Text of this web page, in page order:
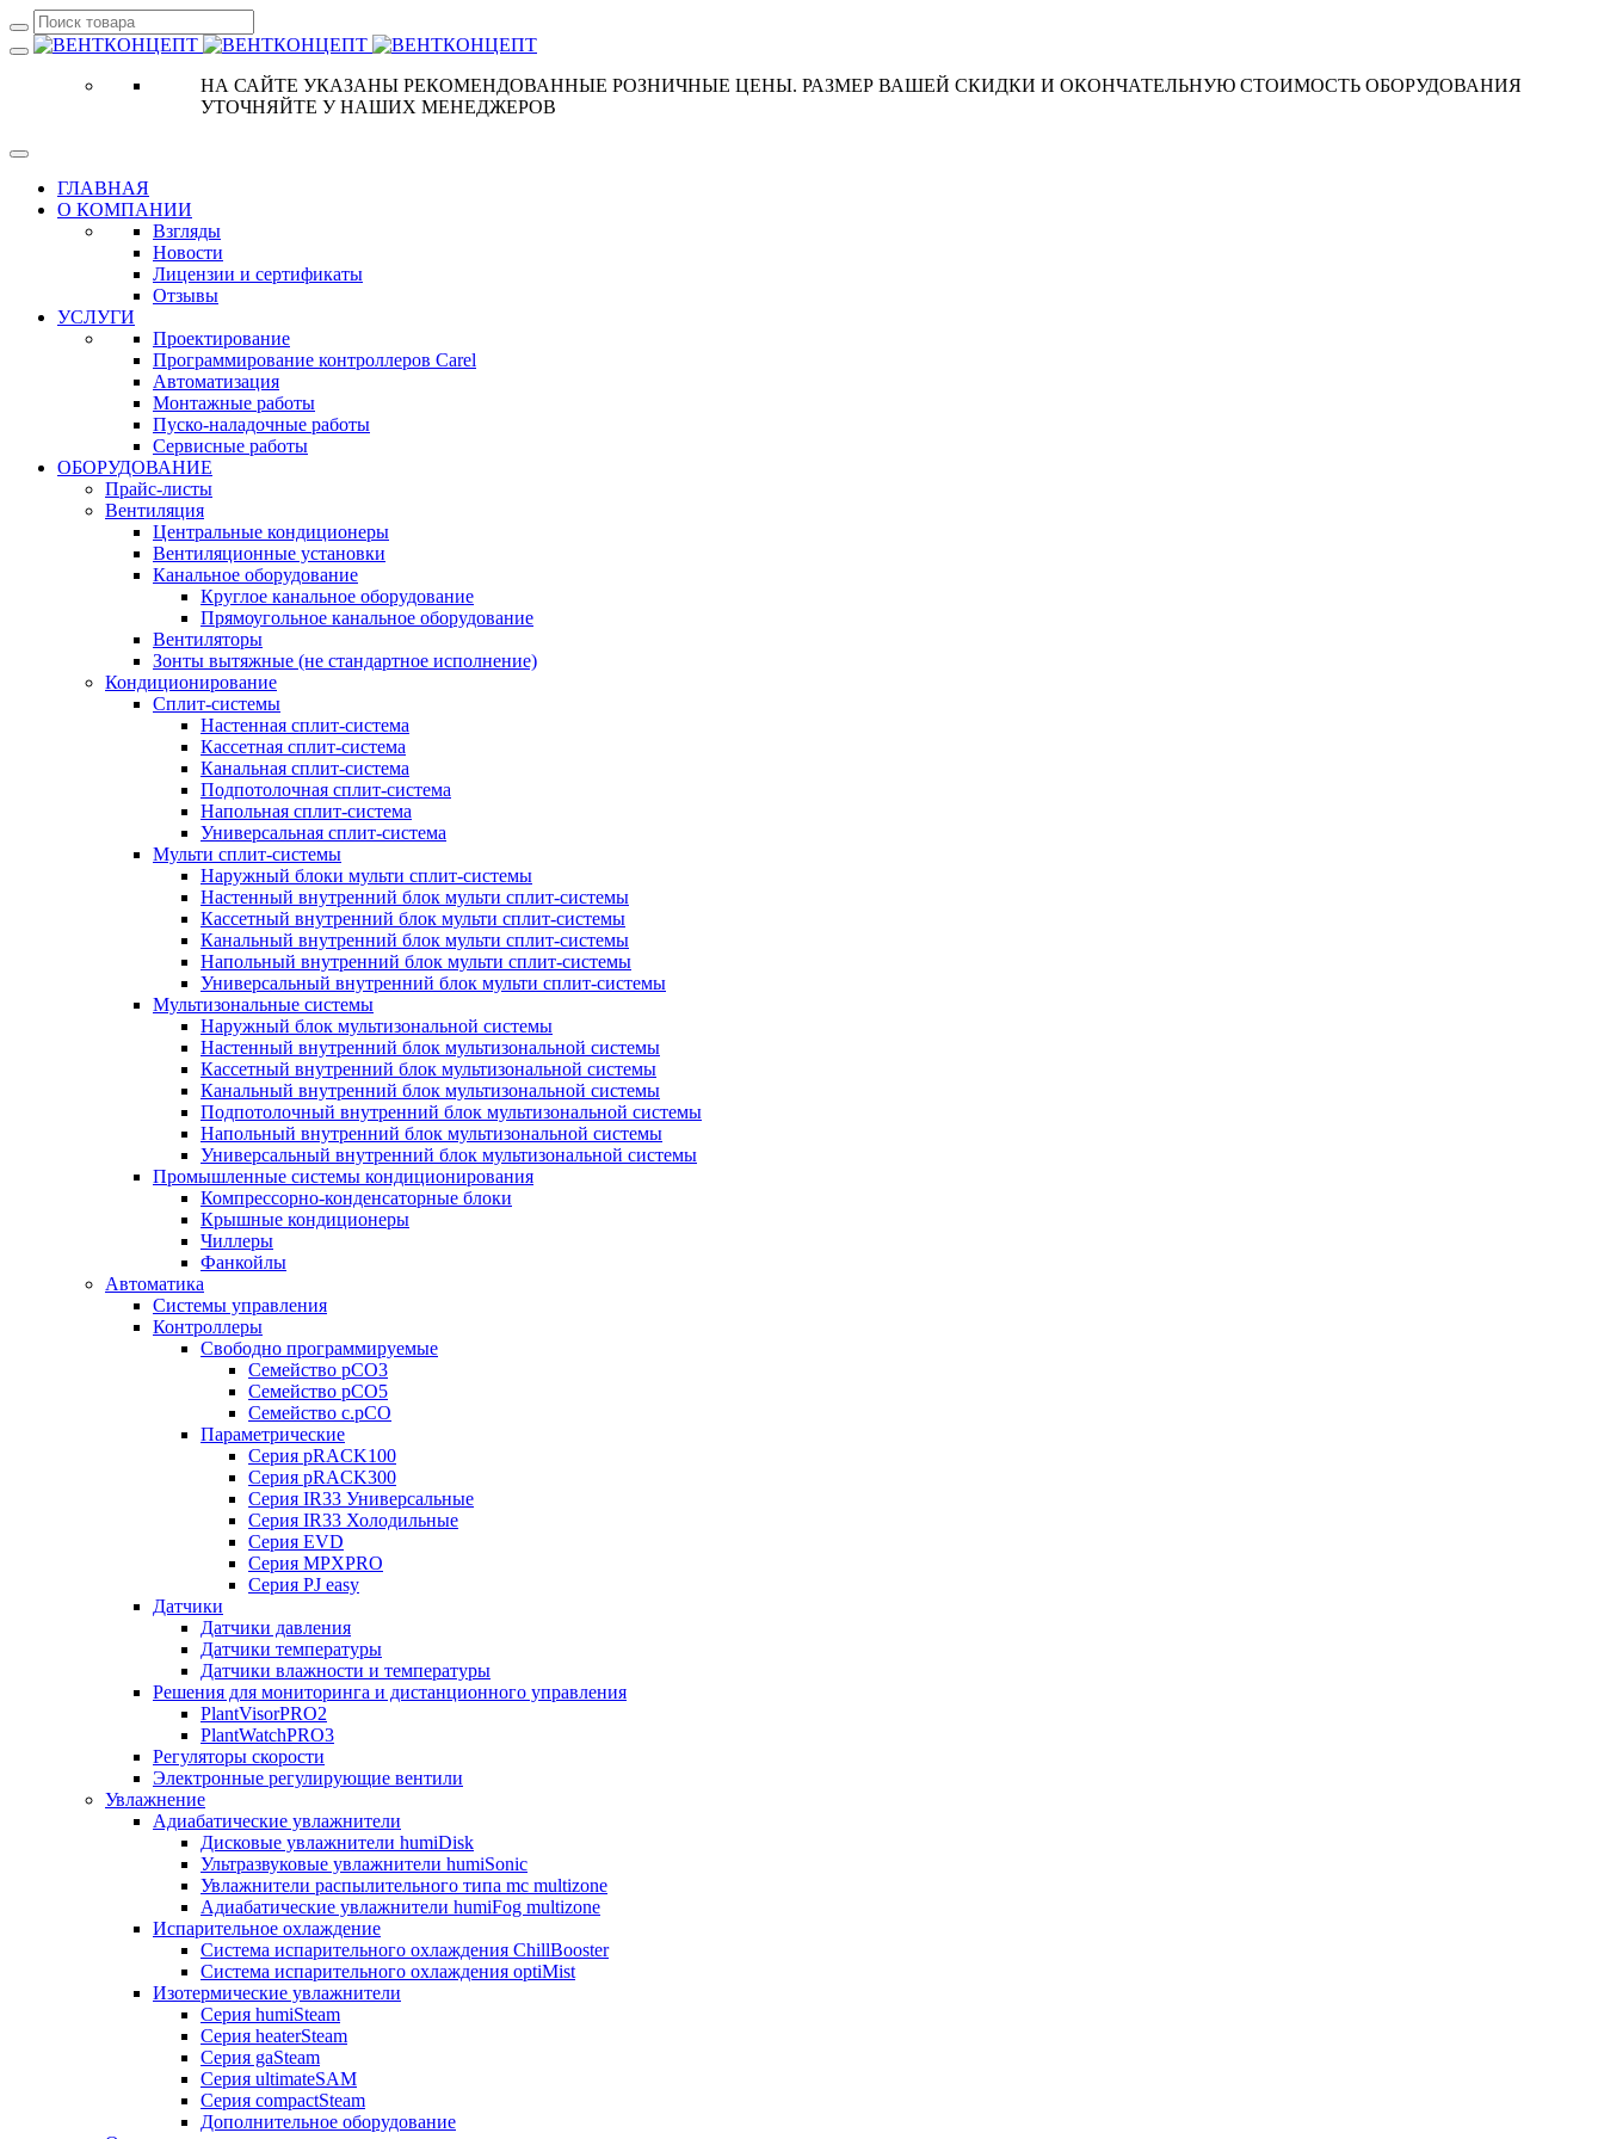
НА САЙТЕ УКАЗАНЫ РЕКОМЕНДОВАННЫЕ РОЗНИЧНЫЕ ЦЕНЫ. РАЗМЕР ВАШЕЙ СКИДКИ И ОКОНЧАТЕЛЬНУЮ СТОИМОСТЬ ОБОРУДОВАНИЯ
УТОЧНЯЙТЕ У НАШИХ МЕНЕДЖЕРОВ
ГЛАВНАЯ
О КОМПАНИИ
Взгляды
Новости
Лицензии и сертификаты
Отзывы
УСЛУГИ
Проектирование
Программирование контроллеров Carel
Автоматизация
Монтажные работы
Пуско-наладочные работы
Сервисные работы
ОБОРУДОВАНИЕ
Прайс-листы
Вентиляция
Центральные кондиционеры
Вентиляционные установки
Канальное оборудование
Круглое канальное оборудование
Прямоугольное канальное оборудование
Вентиляторы
Зонты вытяжные (не стандартное исполнение)
Кондиционирование
Сплит-системы
Настенная сплит-система
Кассетная сплит-система
Канальная сплит-система
Подпотолочная сплит-система
Напольная сплит-система
Универсальная сплит-система
Мульти сплит-системы
Наружный блоки мульти сплит-системы
Настенный внутренний блок мульти сплит-системы
Кассетный внутренний блок мульти сплит-системы
Канальный внутренний блок мульти сплит-системы
Напольный внутренний блок мульти сплит-системы
Универсальный внутренний блок мульти сплит-системы
Мультизональные системы
Наружный блок мультизональной системы
Настенный внутренний блок мультизональной системы
Кассетный внутренний блок мультизональной системы
Канальный внутренний блок мультизональной системы
Подпотолочный внутренний блок мультизональной системы
Напольный внутренний блок мультизональной системы
Универсальный внутренний блок мультизональной системы
Промышленные системы кондиционирования
Компрессорно-конденсаторные блоки
Крышные кондиционеры
Чиллеры
Фанкойлы
Автоматика
Системы управления
Контроллеры
Свободно программируемые
Семейство pCO3
Семейство pCO5
Семейство c.pCO
Параметрические
Серия pRACK100
Серия pRACK300
Серия IR33 Универсальные
Серия IR33 Холодильные
Серия EVD
Серия MPXPRO
Серия PJ easy
Датчики
Датчики давления
Датчики температуры
Датчики влажности и температуры
Решения для мониторинга и дистанционного управления
PlantVisorPRO2
PlantWatchPRO3
Регуляторы скорости
Электронные регулирующие вентили
Увлажнение
Адиабатические увлажнители
Дисковые увлажнители humiDisk
Ультразвуковые увлажнители humiSonic
Увлажнители распылительного типа mc multizone
Адиабатические увлажнители humiFog multizone
Испарительное охлаждение
Система испарительного охлаждения ChillBooster
Система испарительного охлаждения optiMist
Изотермические увлажнители
Серия humiSteam
Серия heaterSteam
Серия gaSteam
Серия ultimateSAM
Серия compactSteam
Дополнительное оборудование